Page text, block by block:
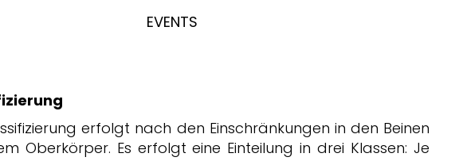
EVENTS
erfolgt nach den Einschränkungen in den Beinen
Oberkörper. Es erfolgt eine Einteilung in drei Klassen: Je